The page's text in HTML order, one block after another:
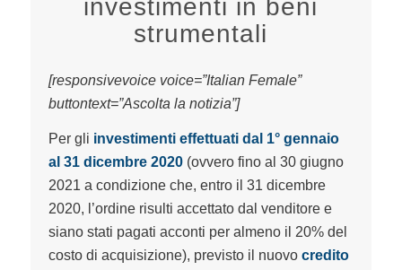
investimenti in beni
strumentali
[responsivevoice voice=”Italian Female”
buttontext=”Ascolta la notizia”]
Per gli investimenti effettuati dal 1° gennaio
al 31 dicembre 2020(ovvero fino al 30 giugno
2021 a condizione che, entro il 31 dicembre
2020, l’ordine risulti accettato dal venditore e
siano stati pagati acconti per almeno il 20% del
costo di acquisizione), previsto il nuovo credito